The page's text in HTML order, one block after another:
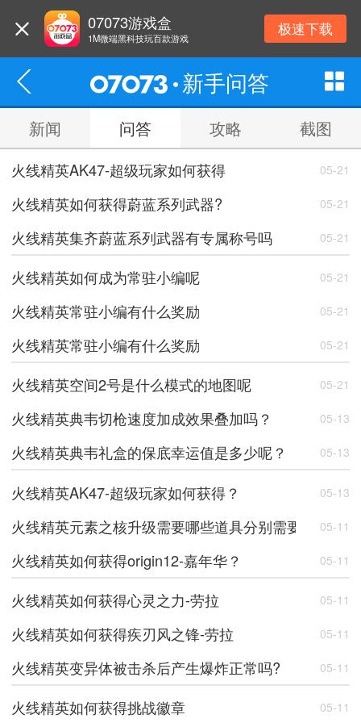
07073游戏盒
1M微端黑科技玩百款游戏 极速下载
新手问答
新闻 问答 攻略 截图
火线精英AK47-超级玩家如何获得 05-21
火线精英如何获得蔚蓝系列武器? 05-21
火线精英集齐蔚蓝系列武器有专属称号吗 05-21
火线精英如何成为常驻小编呢 05-21
火线精英常驻小编有什么奖励 05-21
火线精英常驻小编有什么奖励 05-21
火线精英空间2号是什么模式的地图呢 05-21
火线精英典韦切枪速度加成效果叠加吗？ 05-13
火线精英典韦礼盒的保底幸运值是多少呢？ 05-13
火线精英AK47-超级玩家如何获得？ 05-13
火线精英元素之核升级需要哪些道具分别需要多少呢
05-11
火线精英如何获得origin12-嘉年华？ 05-11
火线精英如何获得心灵之力-劳拉 05-11
火线精英如何获得疾刃风之锋-劳拉 05-11
火线精英变异体被击杀后产生爆炸正常吗? 05-11
火线精英如何获得挑战徽章 05-11